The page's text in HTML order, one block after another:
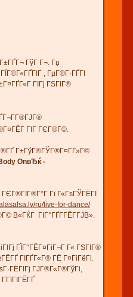
ГўГ Г¬. Гџ
, ГµГ®Г·ГҐГІ
ГІГј ГЅГІГ®
ГІГ ГЄГ®Г©.
Г±ГўГ®ГЎГ®Г¤Г­Г»Г©
OnвЂќ -
Гї Г«ГѕГЎГЁГІ
ru/live-for-dance/
В«ГЌГ ГІГ°ГҐГ­ГЁГ­ГЈВ».
ГЇГ°ГЁГ¤ГіГ¬Г Г« ГЅГІГ®
ГІГҐГ«Г® ГЁ Г¤ГіГёГі.
ГЈГ®Г«Г®ГўГі,